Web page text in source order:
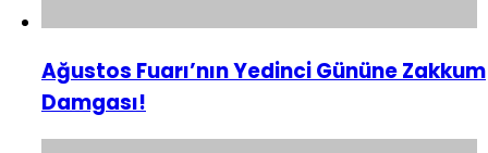
Ağustos Fuarı’nın Yedinci Gününe Zakkum
Damgası!